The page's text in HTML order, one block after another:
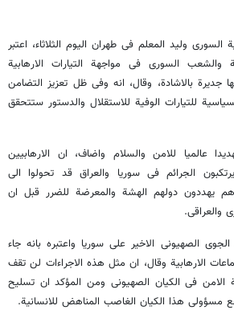
السوری ولید المعلم فی طهران الیوم الثلاثاء، اعتبر
والشعب السوری فی مواجهة التیارات الارهابیة
جدیرة بالاشادة، وقال، انه وفی ظل تعزیز التضامن
للتیارات الوفیة للاستقلال والدستور ستتحقق
عالمیا للامن والسلام واضاف، ان الارهابیین
الجرائم فی سوریا والعراق قد تحولوا الی
یهددون دولهم الهشة والمعرضة للضرر قبل ان
والعراقی.
الصهیونی الاخیر علی سوریا واعتبره بانه جاء
الارهابیة وقال، ان مثل هذه الاجراءات لن تقف
الامن فی الکیان الصهیونی ومن المؤکد ان تسلیح
هذا الکیان الغاصب المناهض للانسانیة.